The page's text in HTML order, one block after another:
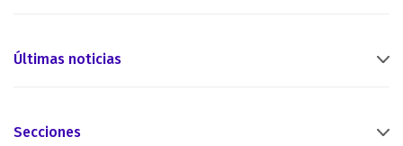
Últimas noticias
Secciones